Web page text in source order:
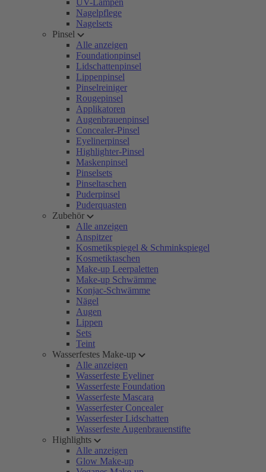
UV-Lampen
Nagelpflege
Nagelsets
Pinsel
Alle anzeigen
Foundationpinsel
Lidschattenpinsel
Lippenpinsel
Pinselreiniger
Rougepinsel
Applikatoren
Augenbrauenpinsel
Concealer-Pinsel
Eyelinerpinsel
Highlighter-Pinsel
Maskenpinsel
Pinselsets
Pinseltaschen
Puderpinsel
Puderquasten
Zubehör
Alle anzeigen
Anspitzer
Kosmetikspiegel & Schminkspiegel
Kosmetiktaschen
Make-up Leerpaletten
Make-up Schwämme
Konjac-Schwämme
Nägel
Augen
Lippen
Sets
Teint
Wasserfestes Make-up
Alle anzeigen
Wasserfeste Eyeliner
Wasserfeste Foundation
Wasserfeste Mascara
Wasserfester Concealer
Wasserfester Lidschatten
Wasserfeste Augenbrauenstifte
Highlights
Alle anzeigen
Glow Make-up